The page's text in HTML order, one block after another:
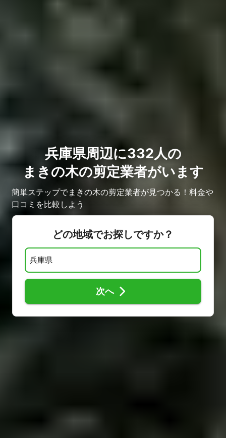
兵庫県周辺に332人の
まきの木の剪定業者がいます
簡単ステップでまきの木の剪定業者が見つかる！料金や
口コミを比較しよう
どの地域でお探しですか？
次へ